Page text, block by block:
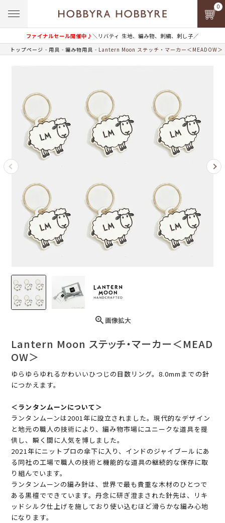
ファイナルセール開催中♪＼リバティ 生地、編み物、刺繍、刺し子／
0
トップページ 用具 編み物用具 Lantern Moon ステッチ・マーカー＜MEADOW＞
画像拡大
Lantern Moon ステッチ・マーカー＜MEAD
OW＞
ゆらゆらゆれるかわいいひつじの目数リング。8.0mmまでの針
につかえます。
＜ランタンムーンについて＞
ランタンムーンは2001年に設立されました。現代的なデザイン
と地元の職人の技術により、編み物市場にユニークな道具を提
供し、瞬く間に人気を博しました。
2021年にニットプロの傘下に入り、インドのジャイブールにあ
る同社の工場で職人の技術と機能的な道具の継続的な保存に取
り組んでいます。
ランタンムーンの編み針は、世界で最も貴重な木材のひとつで
ある黒檀でできています。丹念に研ぎ澄まされた針先は、リキ
ッドシルク仕上げを施しており使い込むほど滑らかな編み心地
になります。